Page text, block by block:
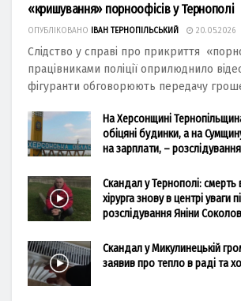
«кришування» порноофісів у Тернополі
ОПУБЛІКОВАНО ІВАН ТЕРНОПІЛЬСЬКИЙ 20.05.2026
Слідство у справі про прикриття
працівниками поліції оприлюднило
фігуранти обговорюють передачу
На Херсонщині
обіцяні будинки, а на
на зарплати, – розслідування
Скандал у Тернополі: смерть
хірурга знову в центрі уваги
розслідування Яніни
Скандал у Микулинецькій
заявив про тепло в раді та